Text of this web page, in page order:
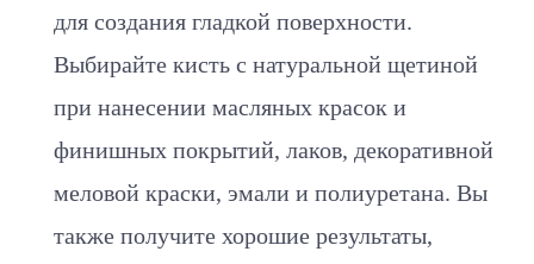
для создания гладкой поверхности.
Выбирайте кисть с натуральной щетиной
при нанесении масляных красок и
финишных покрытий, лаков, декоративной
меловой краски, эмали и полиуретана. Вы
также получите хорошие результаты,